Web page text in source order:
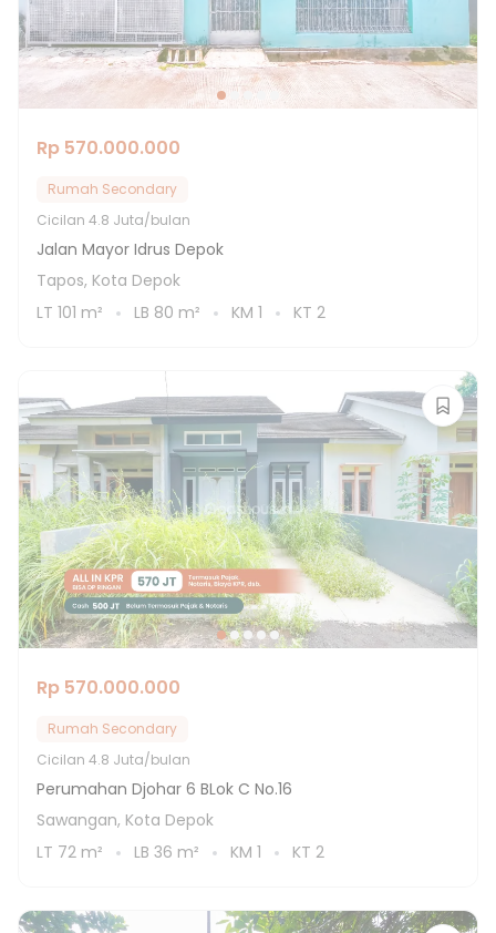
Rp 570.000.000
Rumah Secondary
Cicilan 4.8 Juta/bulan
Jalan Mayor Idrus Depok
Tapos, Kota Depok
LT 101 m² LB 80 m² KM 1 KT 2
Rp 570.000.000
Rumah Secondary
Cicilan 4.8 Juta/bulan
Perumahan Djohar 6 BLok C No.16
Sawangan, Kota Depok
LT 72 m² LB 36 m² KM 1 KT 2